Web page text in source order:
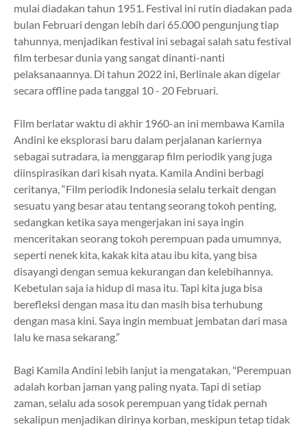
mulai diadakan tahun 1951. Festival ini rutin diadakan pada
bulan Februari dengan lebih dari 65.000 pengunjung tiap
tahunnya, menjadikan festival ini sebagai salah satu festival
film terbesar dunia yang sangat dinanti-nanti
pelaksanaannya. Di tahun 2022 ini, Berlinale akan digelar
secara offline pada tanggal 10 - 20 Februari.
Film berlatar waktu di akhir 1960-an ini membawa Kamila
Andini ke eksplorasi baru dalam perjalanan kariernya
sebagai sutradara, ia menggarap film periodik yang juga
diinspirasikan dari kisah nyata. Kamila Andini berbagi
ceritanya, “Film periodik Indonesia selalu terkait dengan
sesuatu yang besar atau tentang seorang tokoh penting,
sedangkan ketika saya mengerjakan ini saya ingin
menceritakan seorang tokoh perempuan pada umumnya,
seperti nenek kita, kakak kita atau ibu kita, yang bisa
disayangi dengan semua kekurangan dan kelebihannya.
Kebetulan saja ia hidup di masa itu. Tapi kita juga bisa
berefleksi dengan masa itu dan masih bisa terhubung
dengan masa kini. Saya ingin membuat jembatan dari masa
lalu ke masa sekarang.”
Bagi Kamila Andini lebih lanjut ia mengatakan, "Perempuan
adalah korban jaman yang paling nyata. Tapi di setiap
zaman, selalu ada sosok perempuan yang tidak pernah
sekalipun menjadikan dirinya korban, meskipun tetap tidak